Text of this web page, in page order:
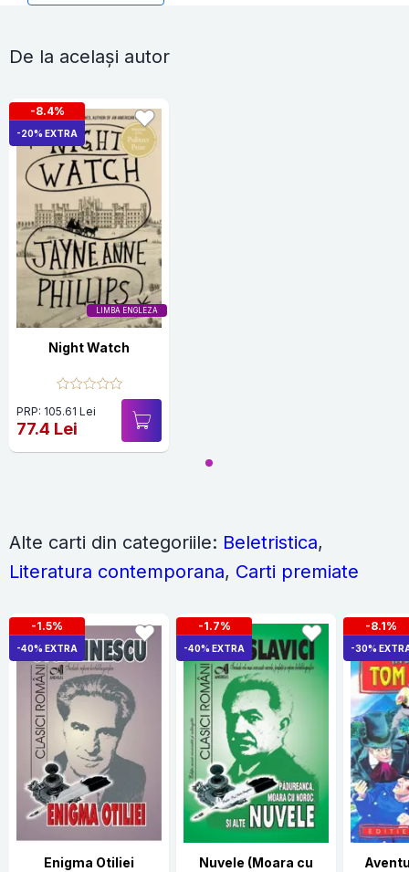
De la același autor
LIMBA ENGLEZA
-8.4%
-20% EXTRA
Night Watch
PRP: 105.61 Lei
77.4 Lei
Alte carti din categoriile: Beletristica,
Literatura contemporana, Carti premiate
-1.5%
-40% EXTRA
Enigma Otiliei
-1.7%
-40% EXTRA
Nuvele (Moara cu
-8.1%
-30%